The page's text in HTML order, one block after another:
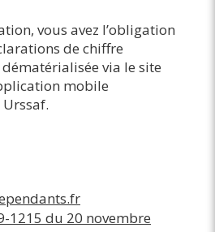
vous avez l’obligation
de chiffre
via le site
mobile
1215 du 20 novembre